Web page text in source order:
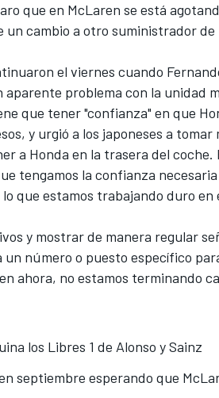
que en McLaren se está
un cambio a otro suministrador
el viernes cuando
problema con la unidad
que tener "confianza" en que
y urgió a los japoneses a tomar
a Honda en la trasera del
tengamos la confianza
que estamos trabajando duro en
y mostrar de manera regular
un número o puesto específico
ahora, no estamos terminando
los Libres 1 de Alonso y Sainz
septiembre esperando que